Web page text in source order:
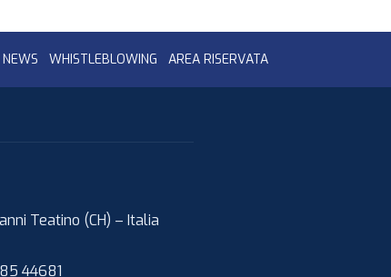
NEWS WHISTLEBLOWING AREA RISERVATA
Teatino (CH) – Italia
44681